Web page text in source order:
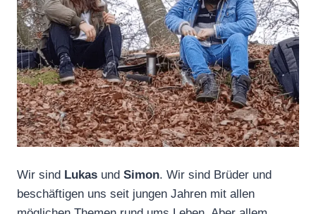
Wir sind Lukas und Simon. Wir sind Brüder und
beschäftigen uns seit jungen Jahren mit allen